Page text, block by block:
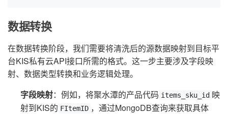
数据转换
在数据转换阶段，我们需要将清洗后的源数据映射到目标平
台KIS私有云API接口所需的格式。这一步主要涉及字段映
射、数据类型转换和业务逻辑处理。
字段映射：例如，将聚水潭的产品代码 items_sku_id 映
射到KIS的 FItemID ，通过MongoDB查询来获取具体